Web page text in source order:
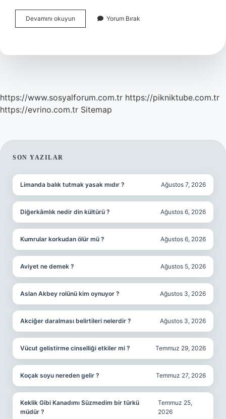
Devamını okuyun
Bakımı
Sürüyor
Yorum Bırak
https://www.sosyalforum.com.tr https://pikniktube.com.tr
https://evrino.com.tr Sitemap
SIDEBAR
SON YAZILAR
Limanda balık tutmak yasak mıdır ? Ağustos 7, 2026
Diğerkâmlık nedir din kültürü ? Ağustos 6, 2026
Kumrular korkudan ölür mü ? Ağustos 6, 2026
Aviyet ne demek ? Ağustos 5, 2026
Aslan Akbey rolünü kim oynuyor ? Ağustos 3, 2026
Akciğer daralması belirtileri nelerdir ? Ağustos 3, 2026
Vücut gelistirme cinselliği etkiler mi ? Temmuz 29, 2026
Koçak soyu nereden gelir ? Temmuz 27, 2026
Keklik Gibi Kanadımı Süzmedim bir türkü
müdür ?
Temmuz 25,
2026